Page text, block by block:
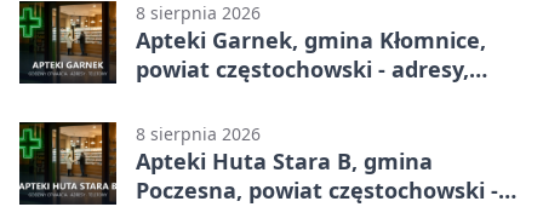
8 sierpnia 2026
Apteki Garnek, gmina Kłomnice,
powiat częstochowski - adresy,
8 sierpnia 2026
Apteki Huta Stara B, gmina
Poczesna, powiat częstochowski -